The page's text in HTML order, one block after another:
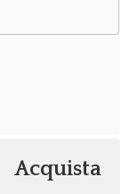
Acquista